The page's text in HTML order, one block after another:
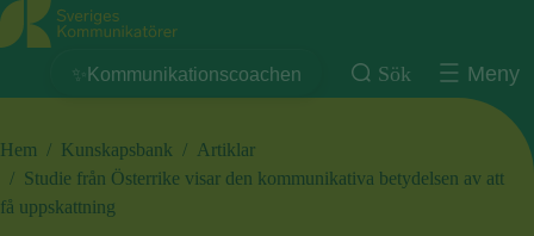
Sveriges Kommunikatörer
✨Kommunikationscoachen Sök Meny
Hem / Kunskapsbank / Artiklar
/ Studie från Österrike visar den kommunikativa betydelsen av att
få uppskattning